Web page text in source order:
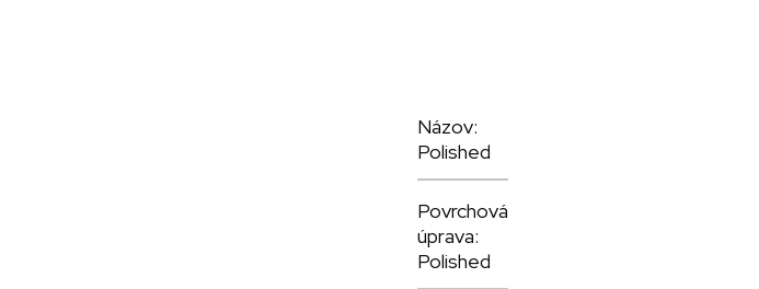
Názov:
Polished
Povrchová
úprava:
Polished